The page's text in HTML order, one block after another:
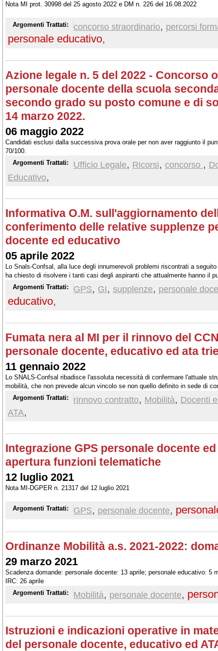
Nota MI prot. 30998 del 25 agosto 2022 e DM n. 226 del 16.08.2022
Argomenti Trattati: concorso straordinario, percorsi
personale educativo,
Azione legale n. 5 del 2022 - Concorso
personale docente della scuola
secondo grado su posto comune e di
14 marzo 2022.
06 maggio 2022
Candidati esclusi dalla successiva prova orale per non aver raggiunto il
70/100.
Argomenti Trattati:
Ufficio Legale, Ricorsi, concorso ,
Educativo,
Informativa O.M. sull'aggiornamento
conferimento delle relative supplenze
docente ed educativo
05 aprile 2022
Lo Snals-Confsal, alla luce degli innumerevoli problemi riscontrati a
ha chiesto di risolvere i tanti casi degli aspiranti che attualmente hanno il
rettifica del punteggio emanati dalle Istituzioni scolastiche
Argomenti Trattati: GPS, GI, supplenze, personale
educativo,
Fumata nera al MI per il rinnovo del
personale docente, educativo ed ata
11 gennaio 2022
Lo SNALS-Confsal ribadisce l'assoluta necessità di confermare l'attuale
mobilità, che non prevede alcun vincolo se non quello definito in sede di
Argomenti Trattati:
rinnovo contratto, Mobilità, Docenti
ATA,
Integrazione GPS personale docente
apertura funzioni telematiche
12 luglio 2021
Nota MI-DGPER n. 21317 del 12 luglio 2021
Argomenti Trattati: GPS, personale docente,
Ordinanze Mobilità a.s. 2021-2022:
29 marzo 2021
Scadenza domande: personale docente: 13 aprile; personale educativo: 5
IRC: 26 aprile
Argomenti Trattati:
Mobilità, personale docente,
Istruzioni e indicazioni operative in
del personale docente, educativo ed